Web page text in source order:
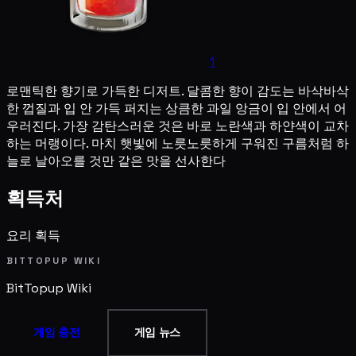
1
로맨틱한 향기로 가득한 디저트. 달콤한 향이 감도는 바삭바삭
한 껍질과 입 안 가득 퍼지는 상큼한 과일 앙금이 입 안에서 어
우러진다. 가장 감탄스러운 것은 바로 노란색과 하얀색이 교차
하는 머랭이다. 마치 햇빛에 노릇노릇하게 구워진 구름처럼 하
늘로 날아오를 것만 같은 맛을 선사한다
획득처
요리 획득
BITTOPUP WIKI
BitTopup Wiki
게임 충전 게임 뉴스